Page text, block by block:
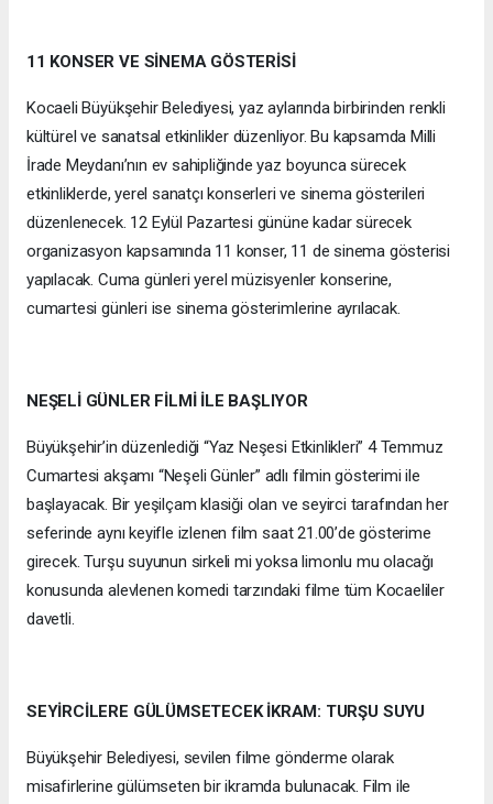
11 KONSER VE SİNEMA GÖSTERİSİ
Kocaeli Büyükşehir Belediyesi, yaz aylarında birbirinden renkli
kültürel ve sanatsal etkinlikler düzenliyor. Bu kapsamda Milli
İrade Meydanı’nın ev sahipliğinde yaz boyunca sürecek
etkinliklerde, yerel sanatçı konserleri ve sinema gösterileri
düzenlenecek. 12 Eylül Pazartesi gününe kadar sürecek
organizasyon kapsamında 11 konser, 11 de sinema gösterisi
yapılacak. Cuma günleri yerel müzisyenler konserine,
cumartesi günleri ise sinema gösterimlerine ayrılacak.
NEŞELİ GÜNLER FİLMİ İLE BAŞLIYOR
Büyükşehir’in düzenlediği “Yaz Neşesi Etkinlikleri” 4 Temmuz
Cumartesi akşamı “Neşeli Günler” adlı filmin gösterimi ile
başlayacak. Bir yeşilçam klasiği olan ve seyirci tarafından her
seferinde aynı keyifle izlenen film saat 21.00’de gösterime
girecek. Turşu suyunun sirkeli mi yoksa limonlu mu olacağı
konusunda alevlenen komedi tarzındaki filme tüm Kocaeliler
davetli.
SEYİRCİLERE GÜLÜMSETECEK İKRAM: TURŞU SUYU
Büyükşehir Belediyesi, sevilen filme gönderme olarak
misafirlerine gülümseten bir ikramda bulunacak. Film ile